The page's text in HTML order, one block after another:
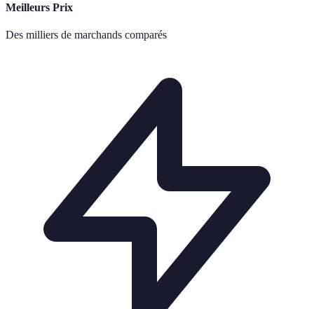
Meilleurs Prix
Des milliers de marchands comparés